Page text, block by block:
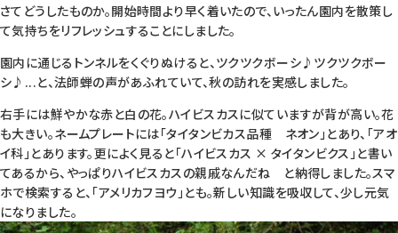
さてどうしたものか。開始時間より早く着いたので、いったん園内を散策し
て気持ちをリフレッシュすることにしました。
園内に通じるトンネルをくぐりぬけると、ツクツクボーシ♪ツクツクボー
シ♪...と、法師蝉の声があふれていて、秋の訪れを実感しました。
右手には鮮やかな赤と白の花。ハイビスカスに似ていますが背が高い。花
も大きい。ネームプレートには「タイタンビカス品種 ネオン」とあり、「アオ
イ科」とあります。更によく見ると「ハイビスカス × タイタンビクス」と書い
てあるから、やっぱりハイビスカスの親戚なんだね と納得しました。スマ
ホで検索すると、「アメリカフヨウ」とも。新しい知識を吸収して、少し元気
になりました。